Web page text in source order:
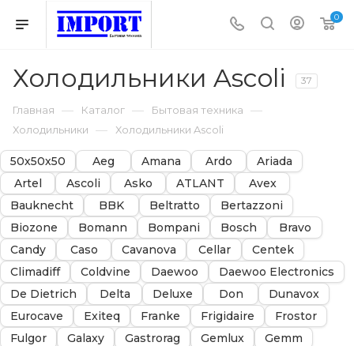
0
Холодильники Ascoli 37
Главная — Каталог — Бытовая техника —
Холодильники — Холодильники Ascoli
50х50х50 Aeg Amana Ardo
Ariada
Artel
Ascoli Asko ATLANT
Avex
Bauknecht
BBK Beltratto
Bertazzoni
Biozone
Bomann Bompani Bosch
Bravo
Candy
Caso Cavanova Cellar
Centek
Climadiff
Coldvine Daewoo
Daewoo Electronics
De Dietrich
Delta Deluxe Don
Dunavox
Eurocave
Exiteq Franke Frigidaire
Frostor
Fulgor
Galaxy Gastrorag Gemlux
Gemm